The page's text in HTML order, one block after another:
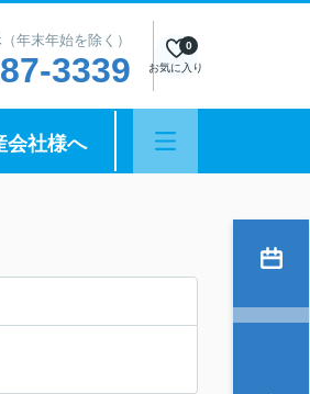
年末年始を除く）
3339 お気に入り
0
会社様へ